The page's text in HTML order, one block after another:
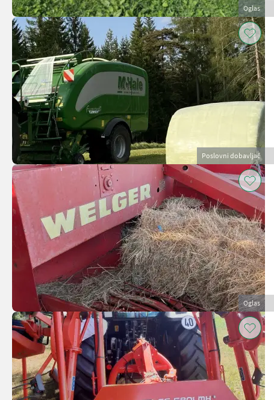
Oglas
Poslovni dobavljač
Oglas